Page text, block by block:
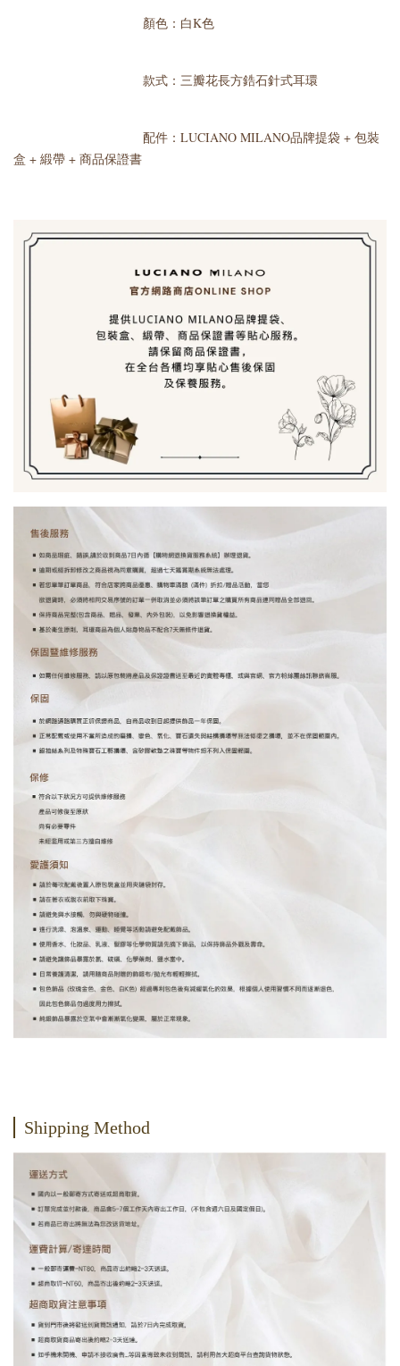
顏色：白K色
款式：三瓣花長方鋯石針式耳環
配件：LUCIANO MILANO品牌提袋 + 包裝
盒 + 緞帶 + 商品保證書
Shipping Method